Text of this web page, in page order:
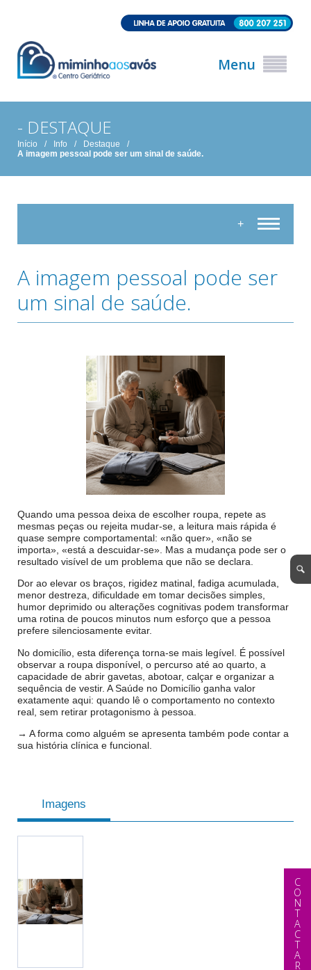
Menu
- DESTAQUE
Início / Info / Destaque
/
A imagem pessoal pode ser um sinal de saúde.
+
A imagem pessoal pode ser
um sinal de saúde.
Quando uma pessoa deixa de escolher roupa, repete as
mesmas peças ou rejeita mudar-se, a leitura mais rápida é
quase sempre comportamental: «não quer», «não se
importa», «está a descuidar-se». Mas a mudança pode ser o
resultado visível de um problema que não se declara.
Dor ao elevar os braços, rigidez matinal, fadiga acumulada,
menor destreza, dificuldade em tomar decisões simples,
humor deprimido ou alterações cognitivas podem transformar
uma rotina de poucos minutos num esforço que a pessoa
prefere silenciosamente evitar.
No domicílio, esta diferença torna-se mais legível. É possível
observar a roupa disponível, o percurso até ao quarto, a
capacidade de abrir gavetas, abotoar, calçar e organizar a
sequência de vestir. A Saúde no Domicílio ganha valor
exatamente aqui: quando lê o comportamento no contexto
real, sem retirar protagonismo à pessoa.
→ A forma como alguém se apresenta também pode contar a
sua história clínica e funcional.
Imagens
CONTACTAR